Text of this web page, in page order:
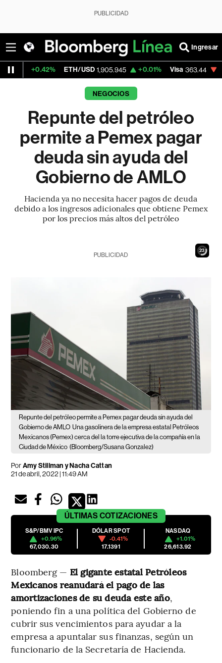
PUBLICIDAD
Ingresar
ETH/USD 1,905.945 +0.01% Visa 363.44 -1.90%
NEGOCIOS
Repunte del petróleo
permite a Pemex pagar
deuda sin ayuda del
Gobierno de AMLO
Hacienda ya no necesita hacer pagos de deuda
debido a los ingresos adicionales que obtiene Pemex
por los precios más altos del petróleo
22
PUBLICIDAD
Repunte del petróleo permite a Pemex pagar deuda sin ayuda del
Gobierno de AMLO Una gasolinera de la empresa estatal Petróleos
Mexicanos (Pemex) cerca del la torre ejecutiva de la compañía en la
Ciudad de México (Bloomberg/Susana Gonzalez)
PorAmy Stillman y Nacha Cattan
21 de abril, 2022 | 11:49 AM
ÚLTIMAS COTIZACIONES
S&P/BMV IPC
+0.96%
67,030.30
DÓLAR SPOT
-0.41%
17.1391
NASDAQ
+1.01%
26,613.92
Bloomberg — El gigante estatal Petróleos
Mexicanos reanudará el pago de las
amortizaciones de su deuda este año,
poniendo fin a una política del Gobierno de
cubrir sus vencimientos para ayudar a la
empresa a apuntalar sus finanzas, según un
funcionario de la Secretaría de Hacienda.